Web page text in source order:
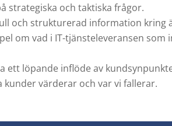
strategiska och taktiska frågor.
och strukturerad information kring
om vad i IT-tjänsteleveransen som
ett löpande inflöde av
värderar och var vi fallerar.